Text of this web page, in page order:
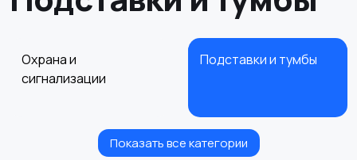
Охрана и
сигнализации
Подставки и тумбы
Растения и семена
Показать все категории